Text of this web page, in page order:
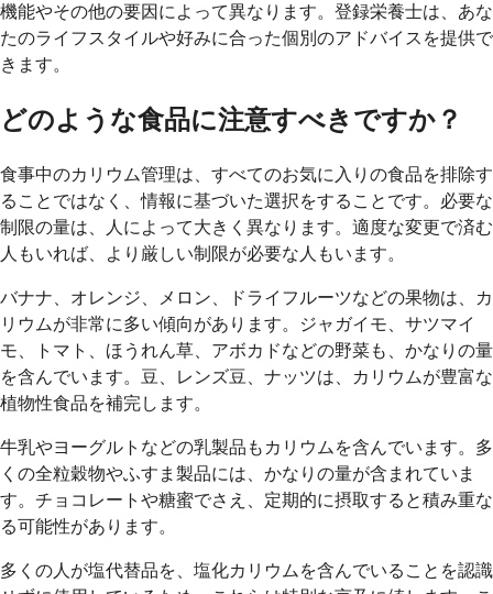
機能やその他の要因によって異なります。登録栄養士は、あな
たのライフスタイルや好みに合った個別のアドバイスを提供で
きます。
どのような食品に注意すべきですか？
食事中のカリウム管理は、すべてのお気に入りの食品を排除す
ることではなく、情報に基づいた選択をすることです。必要な
制限の量は、人によって大きく異なります。適度な変更で済む
人もいれば、より厳しい制限が必要な人もいます。
バナナ、オレンジ、メロン、ドライフルーツなどの果物は、カ
リウムが非常に多い傾向があります。ジャガイモ、サツマイ
モ、トマト、ほうれん草、アボカドなどの野菜も、かなりの量
を含んでいます。豆、レンズ豆、ナッツは、カリウムが豊富な
植物性食品を補完します。
牛乳やヨーグルトなどの乳製品もカリウムを含んでいます。多
くの全粒穀物やふすま製品には、かなりの量が含まれていま
す。チョコレートや糖蜜でさえ、定期的に摂取すると積み重な
る可能性があります。
多くの人が塩代替品を、塩化カリウムを含んでいることを認識